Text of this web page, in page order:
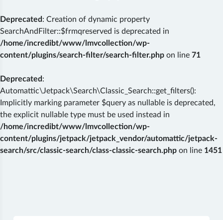
Deprecated : Creation of dynamic property
SearchAndFilter::$frmqreserved is deprecated in
/home/incredibt/www/lmvcollection/wp-
content/plugins/search-filter/search-filter.php on line 71
Deprecated :
Automattic\Jetpack\Search\Classic_Search::get_filters():
Implicitly marking parameter $query as nullable is deprecated,
the explicit nullable type must be used instead in
/home/incredibt/www/lmvcollection/wp-
content/plugins/jetpack/jetpack_vendor/automattic/jetpack-
search/src/classic-search/class-classic-search.php on line 1451